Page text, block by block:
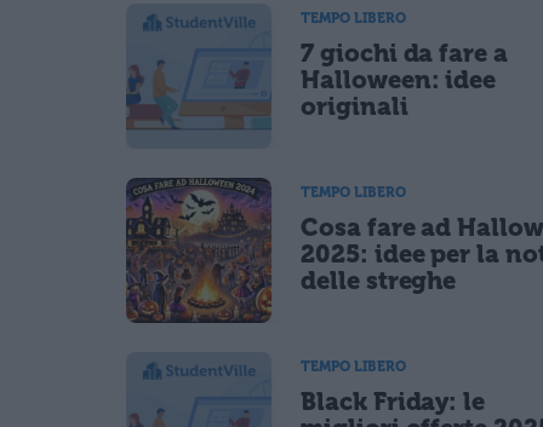
Ho letto e acconsento l'informativasulla privacy
Acconsento all'uso dei miei dati da parte di terzi per
CONFERMA E PUBBLICA
TEMPO LIBERO
7 giochi da fare a
Halloween: idee
originali
TEMPO LIBERO
Cosa fare ad
2025: idee per la
delle streghe
TEMPO LIBERO
Black Friday: le